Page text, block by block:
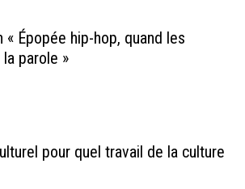
« Épopée hip-hop, quand les
parole »
pour quel travail de la culture